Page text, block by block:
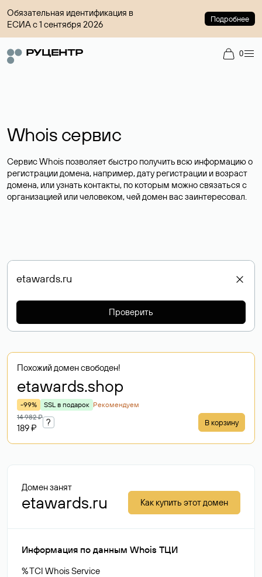
Обязательная идентификация в
ЕСИА с 1 сентября 2026
Подробнее
0
Whois сервис
Сервис Whois позволяет быстро получить всю информацию о
регистрации домена, например, дату регистрации и возраст
домена, или узнать контакты, по которым можно связаться с
организацией или человеком, чей домен вас заинтересовал.
Проверить
Похожий домен свободен!
etawards.shop
-99% SSL в подарок Рекомендуем
14 982 ₽
189 ₽
? В корзину
Домен занят
etawards.ru Как купить этот домен
Информация по данным Whois ТЦИ
% TCI Whois Service